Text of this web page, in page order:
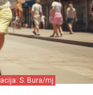
S. Bura/mj